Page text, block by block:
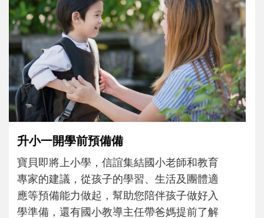
和孩子一起長大的那個男人│讀懂父親的
不同模樣
沒有人天生就擅長當爸爸！男人總是在一次
次「前所未有」的體驗中，跟著孩子一起長
大。從給予安全感的肢體遊戲，到獨立自